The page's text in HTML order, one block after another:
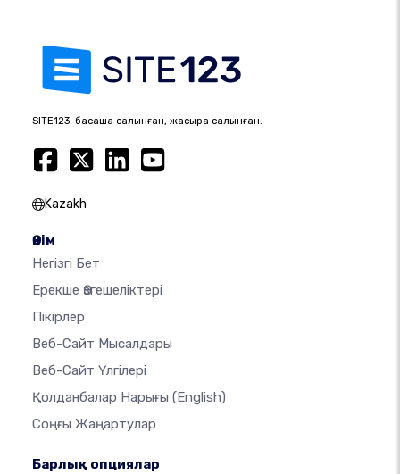
SITE123: басқаша салынған, жақсырақ салынған.
Kazakh
Өнім
Негізгі Бет
Ерекше Өзгешеліктері
Пікірлер
Веб-Сайт Мысалдары
Веб-Сайт Үлгілері
Қолданбалар Нарығы (English)
Соңғы Жаңартулар
Барлық опциялар